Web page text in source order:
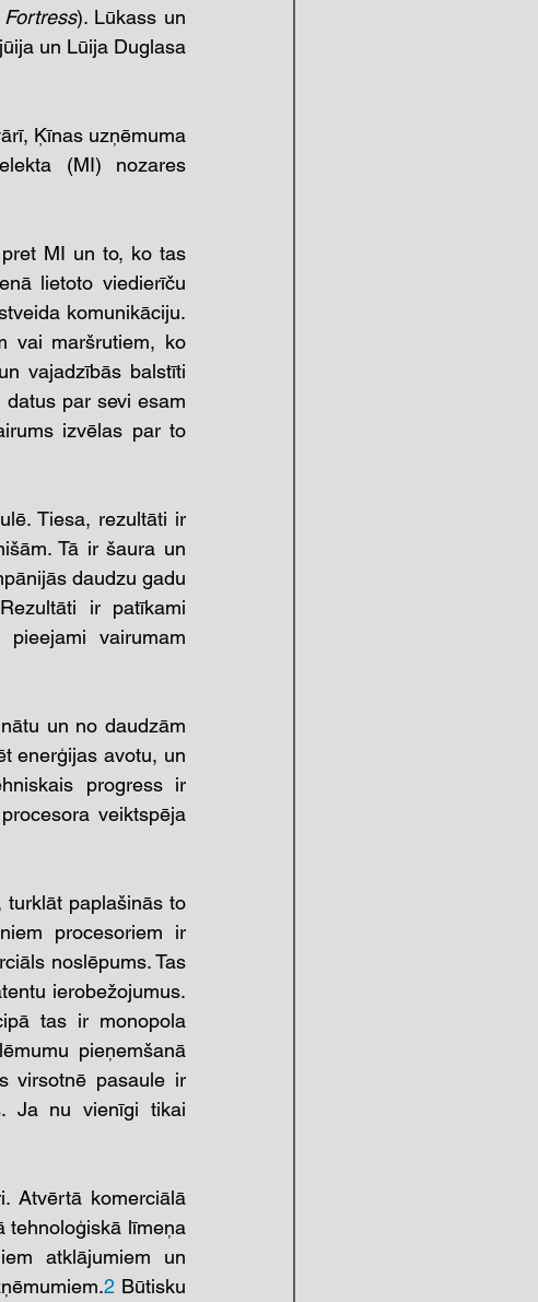
). Lūkass un
un Lūija Duglasa
Ķīnas uzņēmuma
(MI) nozares
MI un to, ko tas
lietoto viedierīču
komunikāciju.
vai maršrutiem, ko
vajadzībās balstīti
par sevi esam
izvēlas par to
Tiesa, rezultāti ir
Tā ir šaura un
daudzu gadu
ir patīkami
vairumam
un no daudzām
enerģijas avotu, un
progress ir
veiktspēja
turklāt paplašinās to
procesoriem ir
noslēpums. Tas
ierobežojumus.
tas ir monopola
pieņemšanā
virsotnē pasaule ir
Ja nu vienīgi tikai
Atvērtā komerciālā
tehnoloģiskā līmeņa
atklājumiem un
2 Būtisku